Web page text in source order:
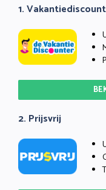
1.
2. Prijsvrij